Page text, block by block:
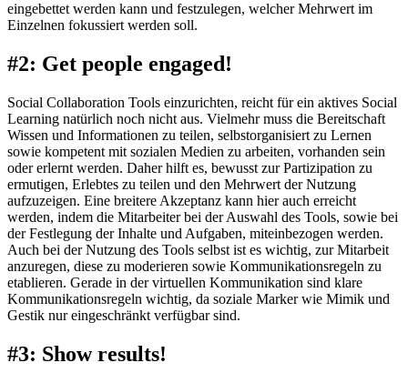
eingebettet werden kann und festzulegen, welcher Mehrwert im
Einzelnen fokussiert werden soll.
#2: Get people engaged!
Social Collaboration Tools einzurichten, reicht für ein aktives Social
Learning natürlich noch nicht aus. Vielmehr muss die Bereitschaft
Wissen und Informationen zu teilen, selbstorganisiert zu Lernen
sowie kompetent mit sozialen Medien zu arbeiten, vorhanden sein
oder erlernt werden. Daher hilft es, bewusst zur Partizipation zu
ermutigen, Erlebtes zu teilen und den Mehrwert der Nutzung
aufzuzeigen. Eine breitere Akzeptanz kann hier auch erreicht
werden, indem die Mitarbeiter bei der Auswahl des Tools, sowie bei
der Festlegung der Inhalte und Aufgaben, miteinbezogen werden.
Auch bei der Nutzung des Tools selbst ist es wichtig, zur Mitarbeit
anzuregen, diese zu moderieren sowie Kommunikationsregeln zu
etablieren. Gerade in der virtuellen Kommunikation sind klare
Kommunikationsregeln wichtig, da soziale Marker wie Mimik und
Gestik nur eingeschränkt verfügbar sind.
#3: Show results!